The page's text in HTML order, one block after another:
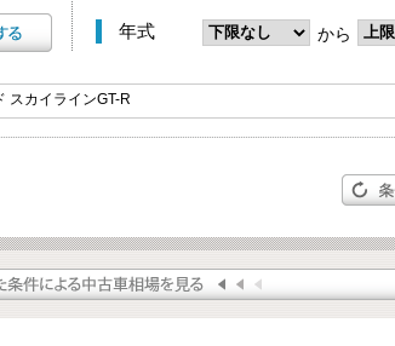
年式 から